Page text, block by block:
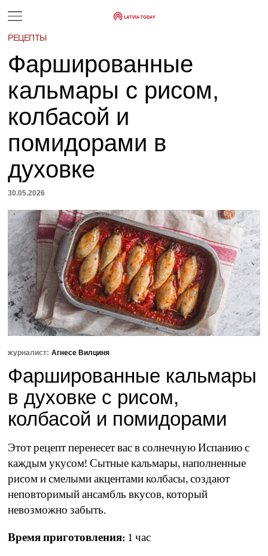
РЕЦЕПТЫ
Фаршированные
кальмары с рисом,
колбасой и
помидорами в
духовке
30.05.2026
журналист: Агнесе Вилциня
Фаршированные кальмары
в духовке с рисом,
колбасой и помидорами
Этот рецепт перенесет вас в солнечную Испанию с
каждым укусом! Сытные кальмары, наполненные
рисом и смелыми акцентами колбасы, создают
неповторимый ансамбль вкусов, который
невозможно забыть.
Время приготовления: 1 час